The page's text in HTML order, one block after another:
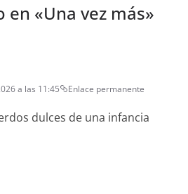
en «Una vez más»
a las 11:45 Enlace permanente
dulces de una infancia